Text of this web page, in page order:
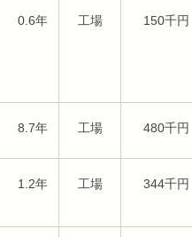
0.6年 工場 150千円
8.7年 工場 480千円
1.2年 工場 344千円